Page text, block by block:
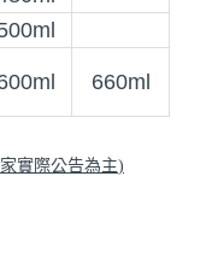
660ml
實際公告為主)